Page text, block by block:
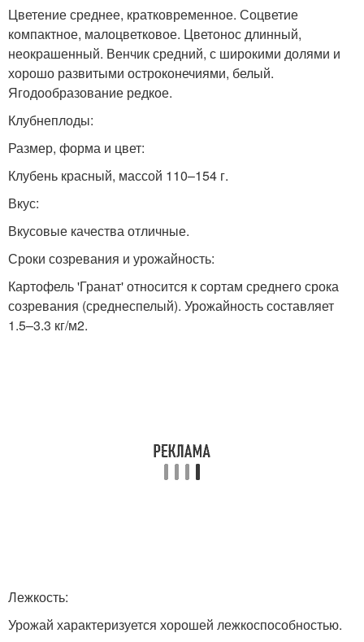
Цветение среднее, кратковременное. Соцветие
компактное, малоцветковое. Цветонос длинный,
неокрашенный. Венчик средний, с широкими долями и
хорошо развитыми остроконечиями, белый.
Ягодообразование редкое.
Клубнеплоды:
Размер, форма и цвет:
Клубень красный, массой 110–154 г.
Вкус:
Вкусовые качества отличные.
Сроки созревания и урожайность:
Картофель 'Гранат' относится к сортам среднего срока
созревания (среднеспелый). Урожайность составляет
1.5–3.3 кг/м2.
Лежкость:
Урожай характеризуется хорошей лежкоспособностью.